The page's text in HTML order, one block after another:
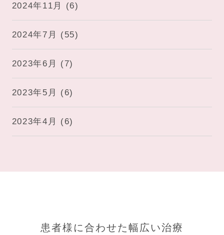
2024年11月 (6)
2024年7月 (55)
2023年6月 (7)
2023年5月 (6)
2023年4月 (6)
患者様に合わせた幅広い治療